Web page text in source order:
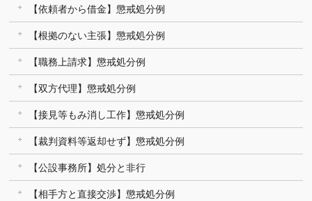
【依頼者から借金】懲戒処分例
【根拠のない主張】懲戒処分例
【職務上請求】懲戒処分例
【双方代理】懲戒処分例
【接見等もみ消し工作】懲戒処分例
【裁判資料等返却せず】懲戒処分例
【公設事務所】処分と非行
【相手方と直接交渉】懲戒処分例